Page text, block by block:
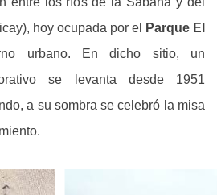
hoy ocupada por el
Parque El
urbano. En dicho sitio, un
se levanta desde 1951
a su sombra se celebró la misa